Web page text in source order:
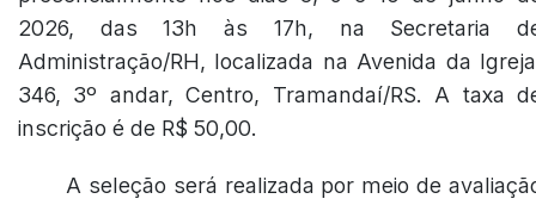
2026, das 13h às 17h, na Secretaria
Administração/RH, localizada na Avenida da
346, 3º andar, Centro, Tramandaí/RS. A taxa
inscrição é de R$ 50,00.
A seleção será realizada por meio de